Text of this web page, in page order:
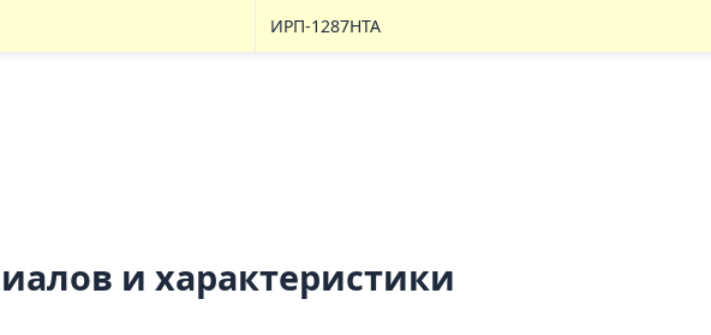
ИРП-1287НТА
и характеристики